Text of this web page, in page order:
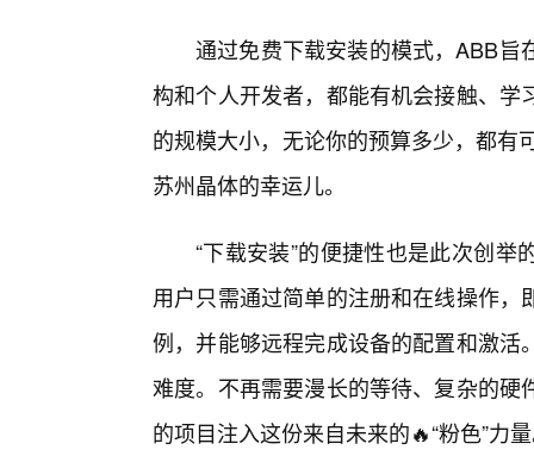
通过免费下载安装的模式，ABB旨
构和个人开发者，都能有机会接触、
的规模大小，无论你的预算多少，都有
苏州晶体的幸运儿。
“下载安装”的便捷性也是此次创
用户只需通过简单的注册和在线操作
例，并能够远程完成设备的配置和激
难度。不再需要漫长的等待、复杂的
的项目注入这份来自未来的🔥“粉色”力